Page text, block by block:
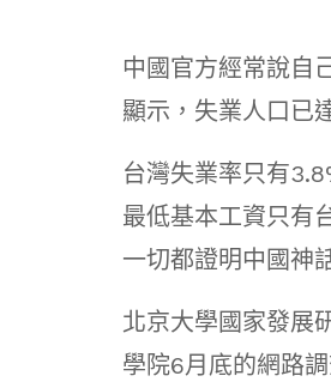
中國官方經常說自
顯示，失業人口已
台灣失業率只有
最低基本工資只有
一切都證明中國神
北京大學國家發展
學院6月底的網路